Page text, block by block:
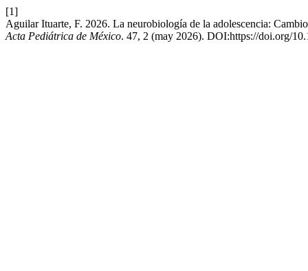
[1]
Aguilar Ituarte, F. 2026. La neurobiología de la adolescencia:
Acta Pediátrica de México. 47, 2 (may 2026). DOI:https://doi.org/